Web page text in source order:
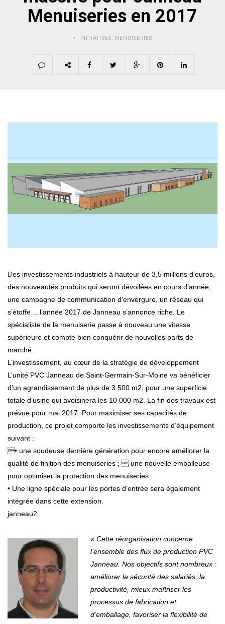
Menuiseries en 2017
> INITIATIVES MENUISERIES
Des investissements industriels à hauteur de 3,5 millions d’euros,
des nouveautés produits qui seront dévoilées en cours d’année,
une campagne de communication d’envergure, un réseau qui
s’étoffe… l’année 2017 de Janneau s’annonce riche. Le
spécialiste de la menuiserie passe à nouveau une vitesse
supérieure et compte bien conquérir de nouvelles parts de
marché.
L’investissement, au cœur de la stratégie de développement
L’unité PVC Janneau de Saint-Germain-Sur-Moine va bénéficier
d’un agrandissement de plus de 3 500 m2, pour une superficie
totale d’usine qui avoisinera les 10 000 m2. La fin des travaux est
prévue pour mai 2017. Pour maximiser ses capacités de
production, ce projet comporte les investissements d’équipement
suivant :
• une soudeuse dernière génération pour encore améliorer la
qualité de finition des menuiseries ;  une nouvelle emballeuse
pour optimiser la protection des menuiseries.
• Une ligne spéciale pour les portes d’entrée sera également
intégrée dans cette extension.
janneau2
« Cette réorganisation concerne
l’ensemble des flux de production PVC
Janneau. Nos objectifs sont nombreux :
améliorer la sécurité des salariés, la
productivité, mieux maîtriser les
processus de fabrication et
d’emballage, favoriser la flexibilité de